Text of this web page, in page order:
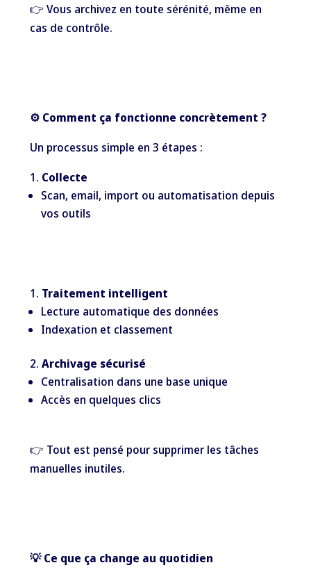
👉 Vous archivez en toute sérénité, même en
cas de contrôle.
⚙️ Comment ça fonctionne concrètement ?
Un processus simple en 3 étapes :
Collecte
Scan, email, import ou automatisation depuis
vos outils
Traitement intelligent
Lecture automatique des données
Indexation et classement
Archivage sécurisé
Centralisation dans une base unique
Accès en quelques clics
👉 Tout est pensé pour supprimer les tâches
manuelles inutiles.
💡 Ce que ça change au quotidien